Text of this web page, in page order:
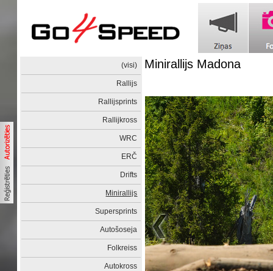
(visi)
Rallijs
Rallijsprints
Rallijkross
WRC
ERČ
Drifts
Minirallijs
Supersprints
Autošoseja
Folkreiss
Autokross
Minirallijs Madona